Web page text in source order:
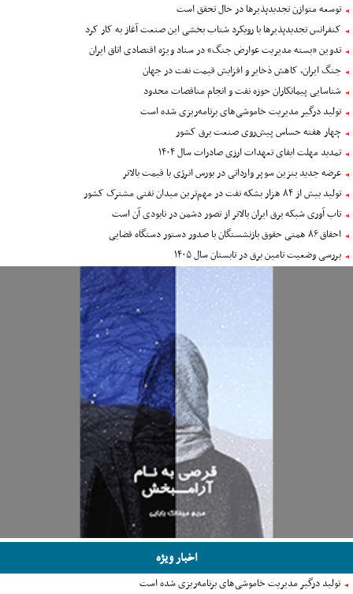
توسعه متوازن تجدیدپذیرها در حال تحقق است
کنفرانس تجدیدپذیرها با رویکرد شتاب بخشی این صنعت آغاز به کار کرد
تدوین «بسته مدیریت عوارض جنگ» در ستاد ویژه اقتصادی اتاق ایران
جنگ ایران، کاهش ذخایر و افزایش قیمت نفت در جهان
شناسایی پیمانکاران حوزه نفت و انجام مناقصات محدود
تولید درگیر مدیریت خاموشی‌های برنامه‌ریزی شده است
چهار هفته حساس پیش‌روی صنعت برق کشور
تمدید مهلت ایفای تعهدات ارزی صادرات سال ۱۴۰۴
عرضه جدید بنزین سوپر وارداتی در بورس انرژی با قیمت بالاتر
تولید بیش از ۸۴ هزار بشکه نفت در مهم‌ترین میدان نفتی مشترک کشور
تاب آوری شبکه برق ایران بالاتر از تصور دشمن در نابودی آن است
احقاق ۸۶ همتی حقوق بازنشستگان با صدور دستور دستگاه قضایی
بررسی وضعیت تامین برق در تابستان سال ۱۴۰۵
اخبار ویژه
تولید درگیر مدیریت خاموشی‌های برنامه‌ریزی شده است